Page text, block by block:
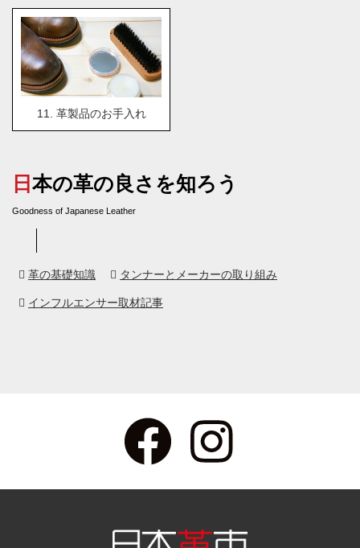
11. 革製品のお手入れ
日本の革の良さを知ろう
Goodness of Japanese Leather
革の基礎知識 タンナーとメーカーの取り組み
インフルエンサー取材記事